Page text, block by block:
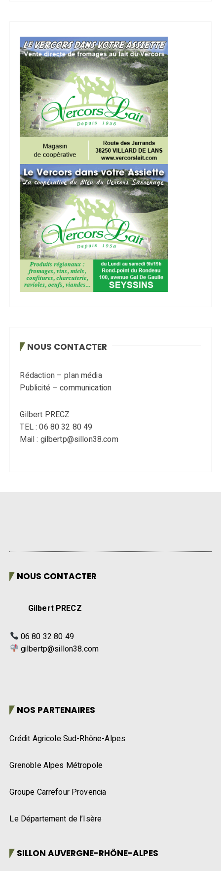
NOUS CONTACTER
Rédaction – plan média
Publicité – communication
Gilbert PRECZ
TEL : 06 80 32 80 49
Mail : gilbertp@sillon38.com
NOUS CONTACTER
Gilbert PRECZ
06 80 32 80 49
gilbertp@sillon38.com
NOS PARTENAIRES
Crédit Agricole Sud-Rhône-Alpes
Grenoble Alpes Métropole
Groupe Carrefour Provencia
Le Département de l’Isère
SILLON AUVERGNE-RHÔNE-ALPES